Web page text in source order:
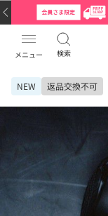
メニュー 検索
NEW 返品交換不可